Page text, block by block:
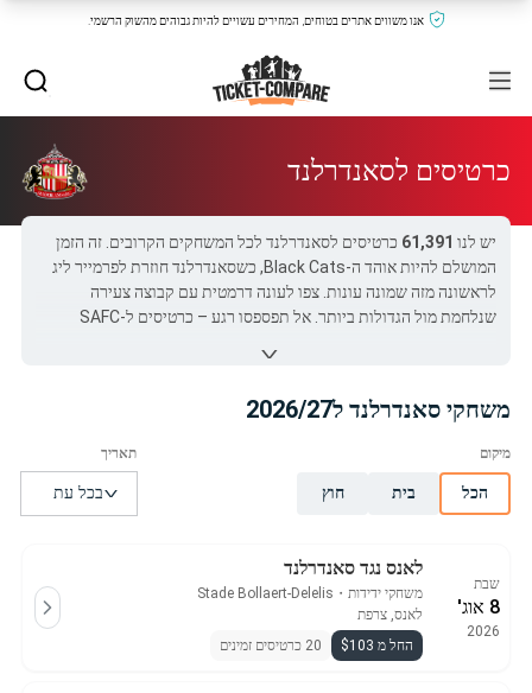
אנו משווים אתרים בטוחים, המחירים עשויים להיות גבוהים מהשוק הרשמי.
כרטיסים לסאנדרלנד
יש לנו 61,391 כרטיסים לסאנדרלנד לכל המשחקים הקרובים. זה הזמן
המושלם להיות אוהד ה-Black Cats, כשסאנדרלנד חוזרת לפרמייר ליג
לראשונה מזה שמונה עונות. צפו לעונה דרמטית עם קבוצה צעירה
שנלחמת מול הגדולות ביותר. אל תפספסו רגע – כרטיסים ל-SAFC
סיטי נגד סאנדרלנדב- $92. אל תפספסו!
גם אם המגרש מלא!
כל כרטיסי סאנדרלנד ב-Ticket-Compare.com הם אותנטיים,
משחקי סאנדרלנד ל2026/27
הכל בית חוץ
שבת
8 אוג'
2026
לאנס נגד סאנדרלנד
משחקי ידידות ・
Stade Bollaert-Delelis
לאנס, צרפת
החל מ $103
20 כרטיסים זמינים